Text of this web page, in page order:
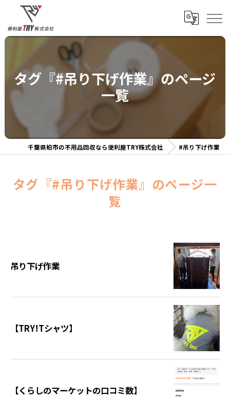
タグ『#吊り下げ作業』のページ
一覧
千葉県柏市の不用品回収なら便利屋TRY株式会社 #吊り下げ作業
タグ『#吊り下げ作業』のページ一
覧
吊り下げ作業
【TRY!Tシャツ】
【くらしのマーケットの口コミ数】